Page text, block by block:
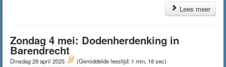
Lees meer
Zondag 4 mei: Dodenherdenking in
Barendrecht
Dinsdag 29 april 2025 (Gemiddelde leestijd: 1 min, 18 sec)